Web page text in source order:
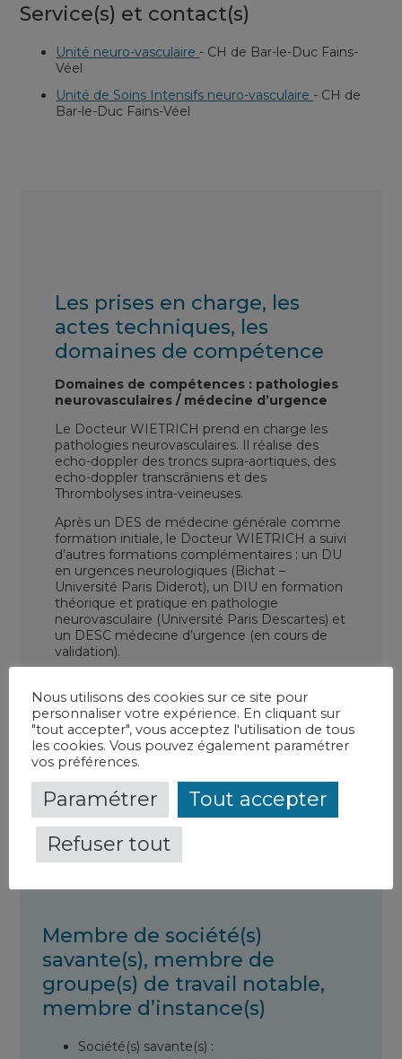
Service(s) et contact(s)
Unité neuro-vasculaire - CH de Bar-le-Duc Fains-
Véel
Unité de Soins Intensifs neuro-vasculaire - CH de
Bar-le-Duc Fains-Véel
Les prises en charge, les
actes techniques, les
domaines de compétence
Domaines de compétences : pathologies
neurovasculaires / médecine d’urgence
Le Docteur WIETRICH prend en charge les
pathologies neurovasculaires. Il réalise des
echo-doppler des troncs supra-aortiques, des
echo-doppler transcrâniens et des
Thrombolyses intra-veineuses.
Après un DES de médecine générale comme
formation initiale, le Docteur WIETRICH a suivi
d’autres formations complémentaires : un DU
en urgences neurologiques (Bichat –
Université Paris Diderot), un DIU en formation
théorique et pratique en pathologie
neurovasculaire (Université Paris Descartes) et
un DESC médecine d’urgence (en cours de
validation).
Membre de société(s)
savante(s), membre de
groupe(s) de travail notable,
membre d’instance(s)
Société(s) savante(s) :
Nous utilisons des cookies sur ce site pour
personnaliser votre expérience. En cliquant sur
"tout accepter", vous acceptez l'utilisation de tous
les cookies. Vous pouvez également paramétrer
vos préférences.
Paramétrer
Tout accepter
Refuser tout